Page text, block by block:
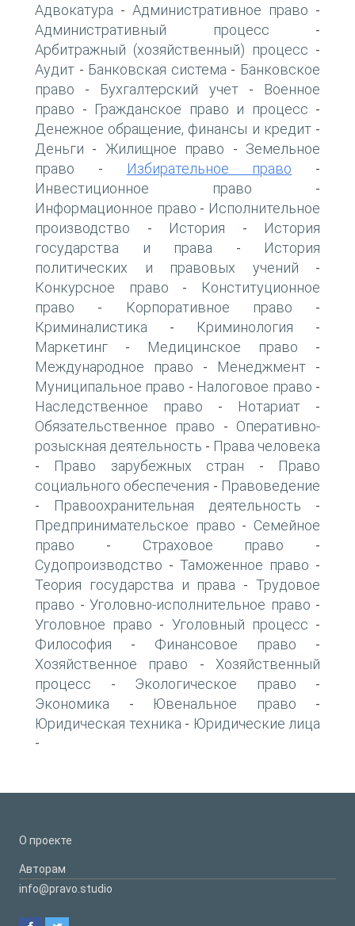
Адвокатура - Административное право -
Административный процесс -
Арбитражный (хозяйственный) процесс -
Аудит - Банковская система - Банковское
право - Бухгалтерский учет-
Военное
право - Гражданское право и процесс -
Денежное обращение, финансы и кредит-
Деньги - Жилищное право - Земельное
право - Избирательное право -
Инвестиционное право -
Информационное право - Исполнительное
производство - История -
История
государства и права -
История
политических и правовых учений -
Конкурсное право -
Конституционное
право - Корпоративное право -
Криминалистика - Криминология -
Маркетинг - Медицинское право -
Международное право - Менеджмент -
Муниципальное право - Налоговое право -
Наследственное право - Нотариат -
Обязательственное право - Оперативно-
розыскная деятельность - Права человека
- Право зарубежных стран -
Право
социального обеспечения - Правоведение
- Правоохранительная деятельность -
Предпринимательское право - Семейное
право - Страховое право -
Судопроизводство - Таможенное право -
Теория государства и права -Трудовое
право - Уголовно-исполнительное право -
Уголовное право - Уголовный процесс -
Философия - Финансовое право -
Хозяйственное право - Хозяйственный
процесс - Экологическое право -
Экономика - Ювенальное право -
Юридическая техника - Юридические лица
-
О проекте
Авторам
info@pravo.studio